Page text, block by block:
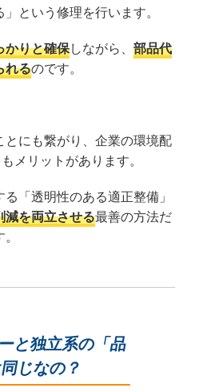
という修理を行います。
かりと確保しながら、 部品代
れるのです。
とにも繋がり、企業の環境配
メリットがあります。
「透明性のある適正整備」
減を両立させる最善の方法だ
と独立系の「品
じなの？